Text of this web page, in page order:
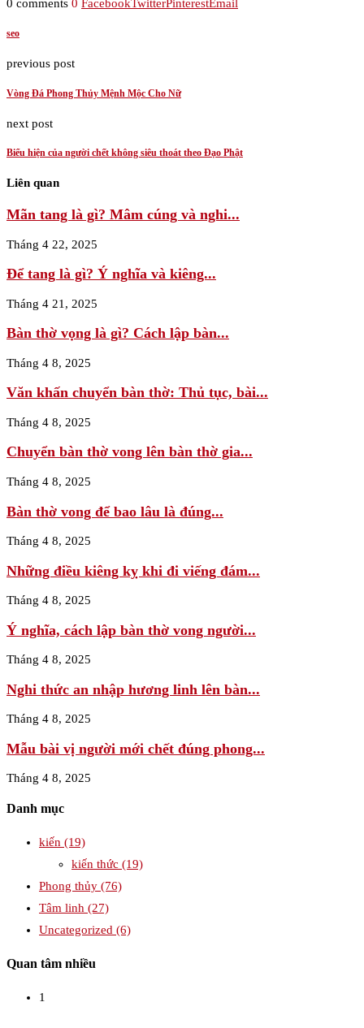
0 comments 0 FacebookTwitterPinterestEmail
seo
previous post
Vòng Đá Phong Thủy Mệnh Mộc Cho Nữ
next post
Biểu hiện của người chết không siêu thoát theo Đạo Phật
Liên quan
Mãn tang là gì? Mâm cúng và nghi...
Tháng 4 22, 2025
Để tang là gì? Ý nghĩa và kiêng...
Tháng 4 21, 2025
Bàn thờ vọng là gì? Cách lập bàn...
Tháng 4 8, 2025
Văn khấn chuyển bàn thờ: Thủ tục, bài...
Tháng 4 8, 2025
Chuyển bàn thờ vong lên bàn thờ gia...
Tháng 4 8, 2025
Bàn thờ vong để bao lâu là đúng...
Tháng 4 8, 2025
Những điều kiêng kỵ khi đi viếng đám...
Tháng 4 8, 2025
Ý nghĩa, cách lập bàn thờ vong người...
Tháng 4 8, 2025
Nghi thức an nhập hương linh lên bàn...
Tháng 4 8, 2025
Mẫu bài vị người mới chết đúng phong...
Tháng 4 8, 2025
Danh mục
kiến (19)
kiến thức (19)
Phong thủy (76)
Tâm linh (27)
Uncategorized (6)
Quan tâm nhiều
1